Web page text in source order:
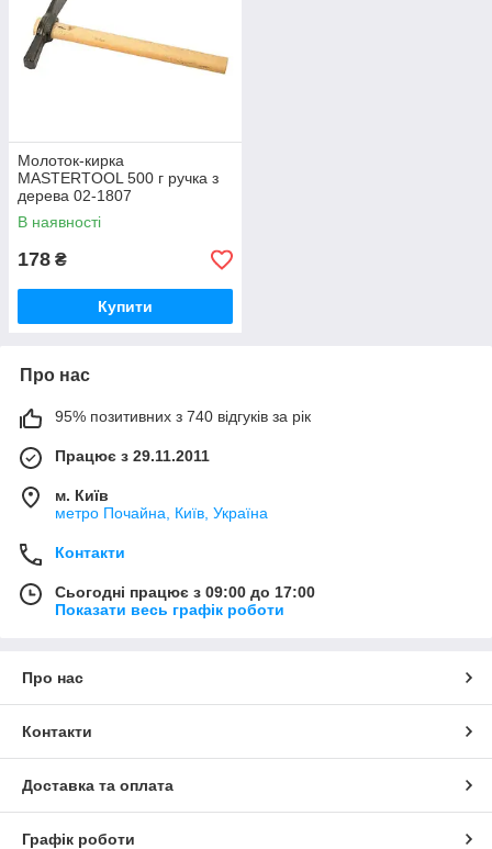
Молоток-кирка
MASTERTOOL 500 г ручка з
дерева 02-1807
В наявності
178 ₴
Купити
Про нас
95% позитивних з 740 відгуків за рік
Працює з 29.11.2011
м. Київ
метро Почайна, Київ, Україна
Контакти
Сьогодні працює з 09:00 до 17:00
Показати весь графік роботи
Про нас
Контакти
Доставка та оплата
Графік роботи